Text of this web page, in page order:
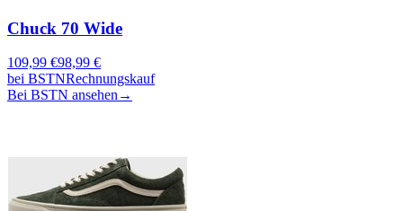
Chuck 70 Wide
109,99 €98,99 €
bei BSTNRechnungskauf
Bei BSTN ansehen→